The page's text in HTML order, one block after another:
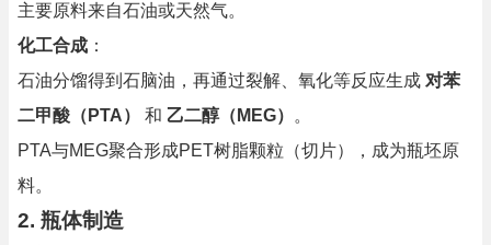
主要原料来自石油或天然气。
化工合成 ：
石油分馏得到石脑油，再通过裂解、氧化等反应生成 对苯
二甲酸（PTA）
和 乙二醇（MEG）
。
PTA与MEG聚合形成PET树脂颗粒（切片），成为瓶坯原
料。
2. 瓶体制造